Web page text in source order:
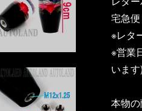
宅急
※レタ
※営業
います)
本物